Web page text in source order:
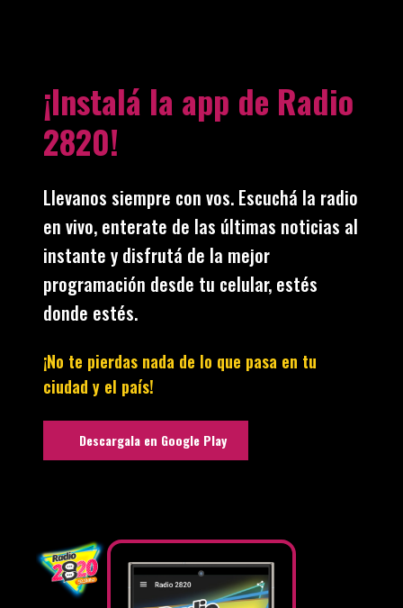
¡Instalá la app de Radio
2820!
Llevanos siempre con vos. Escuchá la radio
en vivo, enterate de las últimas noticias al
instante y disfrutá de la mejor
programación desde tu celular, estés
donde estés.
¡No te pierdas nada de lo que pasa en tu
ciudad y el país!
Descargala en Google Play